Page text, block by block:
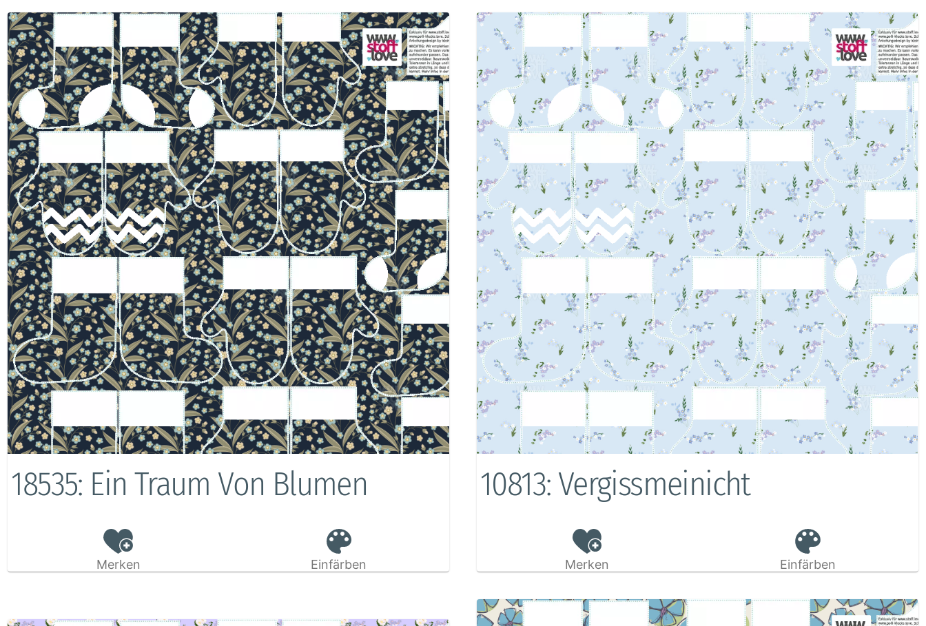
18535: Ein Traum Von Blumen
Merken Einfärben
10813: Vergissmeinicht
Merken Einfärben